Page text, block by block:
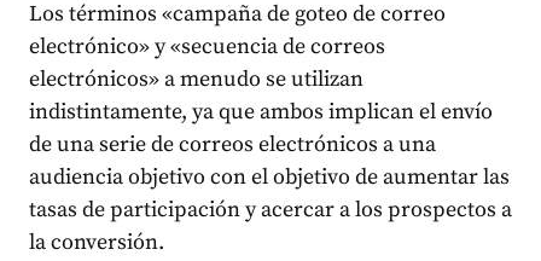
Los términos «campaña de goteo de correo
electrónico» y «secuencia de correos
electrónicos» a menudo se utilizan
indistintamente, ya que ambos implican el envío
de una serie de correos electrónicos a una
audiencia objetivo con el objetivo de aumentar las
tasas de participación y acercar a los prospectos a
la conversión.